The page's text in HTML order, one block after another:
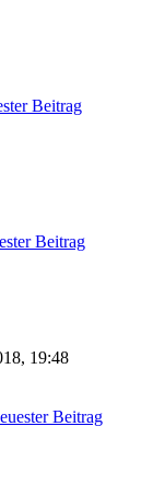
Beitrag
Beitrag
19:48
Beitrag